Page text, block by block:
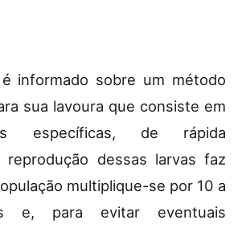
informado sobre um método
sua lavoura que consiste em
específicas, de rápida
reprodução dessas larvas faz
multiplique-se por 10 a
e, para evitar eventuais